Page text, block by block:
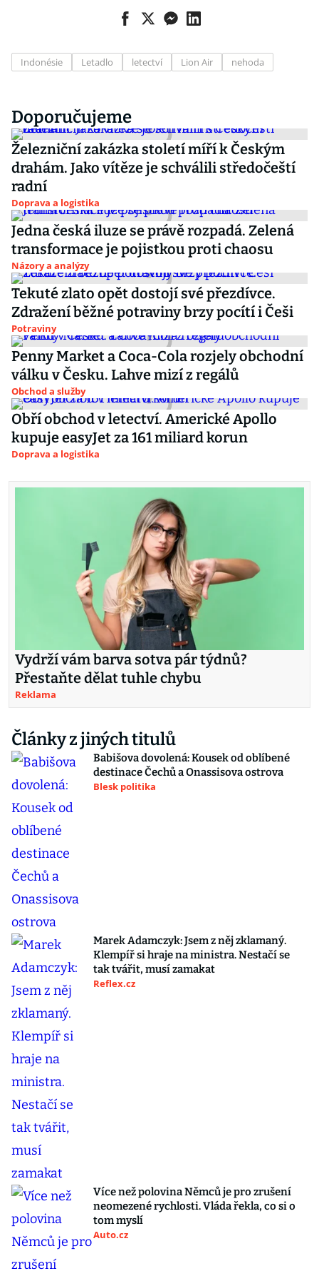
Indonésie Letadlo letectví Lion Air nehoda
Doporučujeme
Železniční zakázka století míří k Českým
drahám. Jako vítěze je schválili středočeští
radní
Doprava a logistika
Jedna česká iluze se právě rozpadá. Zelená
transformace je pojistkou proti chaosu
Názory a analýzy
Tekuté zlato opět dostojí své přezdívce.
Zdražení běžné potraviny brzy pocítí i Češi
Potraviny
Penny Market a Coca-Cola rozjely obchodní
válku v Česku. Lahve mizí z regálů
Obchod a služby
Obří obchod v letectví. Americké Apollo
kupuje easyJet za 161 miliard korun
Doprava a logistika
Vydrží vám barva sotva pár týdnů?
Přestaňte dělat tuhle chybu
Reklama
Články z jiných titulů
Babišova dovolená: Kousek od oblíbené
destinace Čechů a Onassisova ostrova
Blesk politika
Marek Adamczyk: Jsem z něj zklamaný.
Klempíř si hraje na ministra. Nestačí se
tak tvářit, musí zamakat
Reflex.cz
Více než polovina Němců je pro zrušení
neomezené rychlosti. Vláda řekla, co si o
tom myslí
Auto.cz